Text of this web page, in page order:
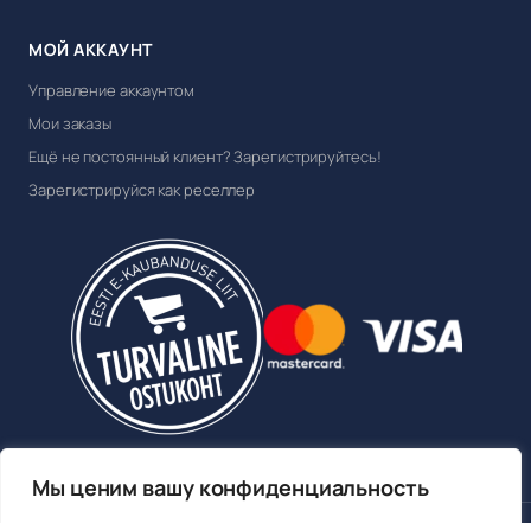
Мы ценим вашу конфиденциальность
МОЙ АККАУНТ
Управление аккаунтом
Мои заказы
Ещё не постоянный клиент? Зарегистрируйтесь!
Зарегистрируйся как реселлер